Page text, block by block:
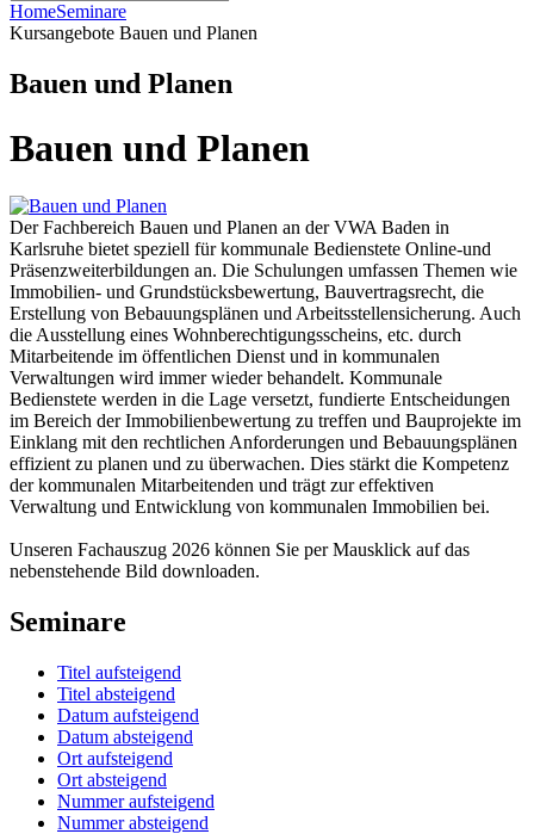
HomeSeminare
Kursangebote Bauen und Planen
Bauen und Planen
Bauen und Planen
Der Fachbereich Bauen und Planen an der VWA Baden in
Karlsruhe bietet speziell für kommunale Bedienstete Online-und
Präsenzweiterbildungen an. Die Schulungen umfassen Themen wie
Immobilien- und Grundstücksbewertung, Bauvertragsrecht, die
Erstellung von Bebauungsplänen und Arbeitsstellensicherung. Auch
die Ausstellung eines Wohnberechtigungsscheins, etc. durch
Mitarbeitende im öffentlichen Dienst und in kommunalen
Verwaltungen wird immer wieder behandelt. Kommunale
Bedienstete werden in die Lage versetzt, fundierte Entscheidungen
im Bereich der Immobilienbewertung zu treffen und Bauprojekte im
Einklang mit den rechtlichen Anforderungen und Bebauungsplänen
effizient zu planen und zu überwachen. Dies stärkt die Kompetenz
der kommunalen Mitarbeitenden und trägt zur effektiven
Verwaltung und Entwicklung von kommunalen Immobilien bei.
Unseren Fachauszug 2026 können Sie per Mausklick auf das
nebenstehende Bild downloaden.
Seminare
Titel aufsteigend
Titel absteigend
Datum aufsteigend
Datum absteigend
Ort aufsteigend
Ort absteigend
Nummer aufsteigend
Nummer absteigend